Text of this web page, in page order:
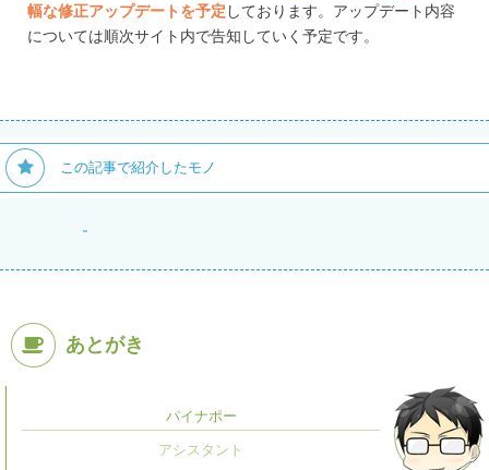
幅な修正アップデートを予定 しております。アップデート内容
については順次サイト内で告知していく予定です。
この記事で紹介したモノ
-
あとがき
パイナポー